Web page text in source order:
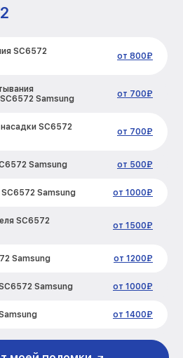
SC6572
от 800₽
Samsung
от 700₽
SC6572
от 700₽
Samsung от 500₽
Samsung от 1000₽
SC6572
от 1500₽
Samsung от 1200₽
Samsung от 1000₽
от 1400₽
Samsung от 1600₽